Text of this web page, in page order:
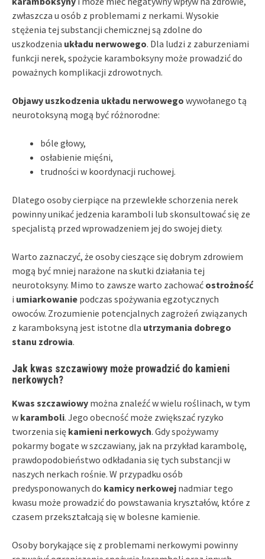
zwłaszcza u osób z problemami z nerkami. Wysokie
stężenia tej substancji chemicznej są zdolne do
uszkodzenia układu nerwowego. Dla ludzi z zaburzeniami
funkcji nerek, spożycie karamboksyny może prowadzić do
poważnych komplikacji zdrowotnych.
Objawy uszkodzenia układu nerwowego wywołanego tą
neurotoksyną mogą być różnorodne:
bóle głowy,
osłabienie mięśni,
trudności w koordynacji ruchowej.
Dlatego osoby cierpiące na przewlekłe schorzenia nerek
powinny unikać jedzenia karamboli lub skonsultować się ze
specjalistą przed wprowadzeniem jej do swojej diety.
Warto zaznaczyć, że osoby cieszące się dobrym zdrowiem
mogą być mniej narażone na skutki działania tej
neurotoksyny. Mimo to zawsze warto zachować ostrożność
i umiarkowanie podczas spożywania egzotycznych
owoców. Zrozumienie potencjalnych zagrożeń związanych
z karamboksyną jest istotne dla utrzymania dobrego
stanu zdrowia.
Jak kwas szczawiowy może prowadzić do kamieni
nerkowych?
Kwas szczawiowy można znaleźć w wielu roślinach, w tym
w karamboli. Jego obecność może zwiększać ryzyko
tworzenia się kamieni nerkowych. Gdy spożywamy
pokarmy bogate w szczawiany, jak na przykład karambolę,
prawdopodobieństwo odkładania się tych substancji w
naszych nerkach rośnie. W przypadku osób
predysponowanych do kamicy nerkowej nadmiar tego
kwasu może prowadzić do powstawania kryształów, które z
czasem przekształcają się w bolesne kamienie.
Osoby borykające się z problemami nerkowymi powinny